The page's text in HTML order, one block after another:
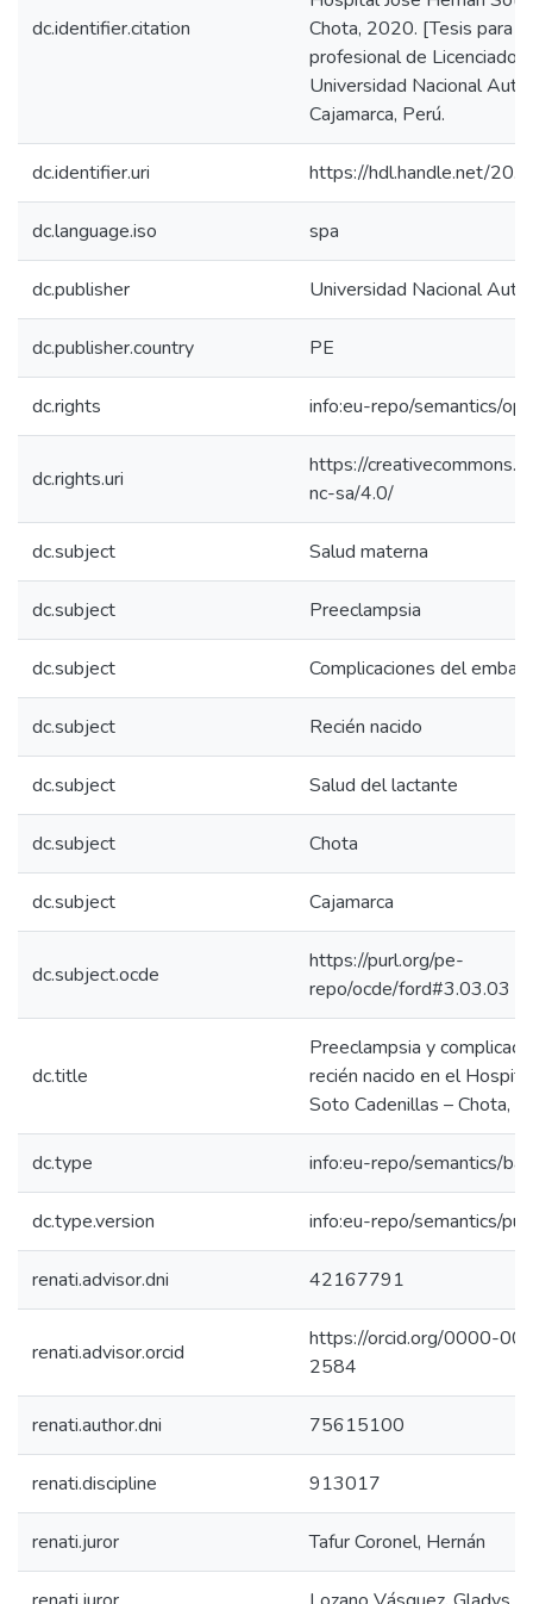
dc.identifier.citation
Chota, 2020. [Tesis para
profesional de Licenciado
Universidad Nacional
Cajamarca, Perú.
dc.identifier.uri https://hdl.handle.net/
dc.language.iso spa
dc.publisher Universidad Nacional
dc.publisher.country PE
dc.rights info:eu-repo/semantics/
dc.rights.uri
https://
nc-sa/4.0/
dc.subject Salud materna
dc.subject Preeclampsia
dc.subject Complicaciones del
dc.subject Recién nacido
dc.subject Salud del lactante
dc.subject Chota
dc.subject Cajamarca
dc.subject.ocde
https://purl.org/pe-
repo/ocde/ford#3.03.03
dc.title
Preeclampsia y
recién nacido en el
Soto Cadenillas – Chota,
dc.type info:eu-repo/semantics/
dc.type.version info:eu-repo/semantics/
renati.advisor.dni 42167791
renati.advisor.orcid
https://orcid.org/0000-
2584
renati.author.dni 75615100
renati.discipline 913017
renati.juror Tafur Coronel, Hernán